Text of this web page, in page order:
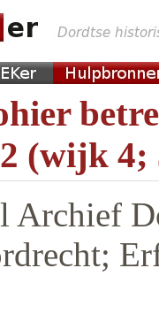
(wijk 4;
Archief